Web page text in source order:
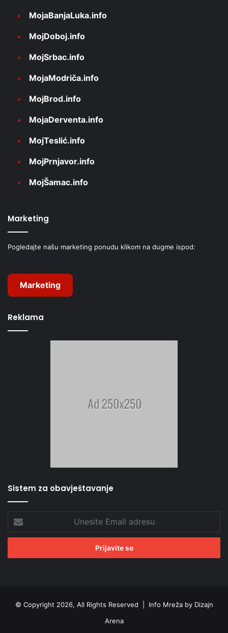
MojaBanjaLuka.info
MojDoboj.info
MojSrbac.info
MojaModriča.info
MojBrod.info
MojaDerventa.info
MojTeslić.info
MojPrnjavor.info
MojŠamac.info
Marketing
Pogledajte našu marketing ponudu klikom na dugme ispod:
Marketing
Reklama
Sistem za obavještavanje
Email
adresu
© Copyright 2026, All Rights Reserved | Info Mreža by Dizajn
Arena